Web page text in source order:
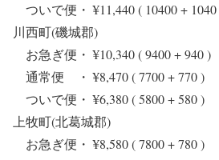
ついで便・ ¥11,440 ( 10400 +
川西町(磯城郡)
お急ぎ便・ ¥10,340 ( 9400 +
通常便 ・ ¥8,470 ( 7700 + 770 )
ついで便・ ¥6,380 ( 5800 + 580
上牧町(北葛城郡)
お急ぎ便・ ¥8,580 ( 7800 + 780